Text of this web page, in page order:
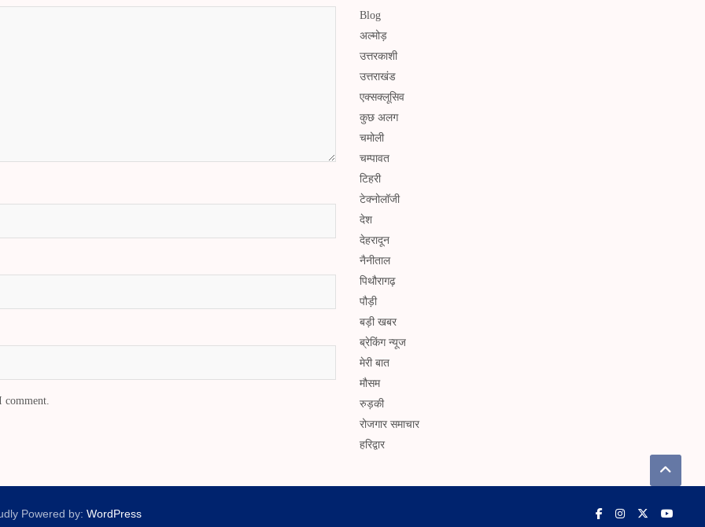
comment.
Blog
अल्मोड़
उत्तरकाशी
उत्तराखंड
एक्सक्लूसिव
कुछ अलग
चमोली
चम्पावत
टिहरी
टेक्नोलॉजी
देश
देहरादून
नैनीताल
पिथौरागढ़
पौड़ी
बड़ी खबर
ब्रेकिंग न्यूज
मेरी बात
मौसम
रुड़की
रोजगार समाचार
हरिद्वार
Powered by: WordPress